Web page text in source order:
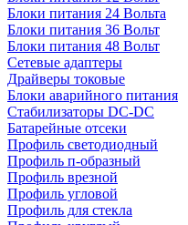
Блоки питания 24 Вольта
Блоки питания 36 Вольт
Блоки питания 48 Вольт
Сетевые адаптеры
Драйверы токовые
Блоки аварийного питания
Стабилизаторы DC-DC
Батарейные отсеки
Профиль светодиодный
Профиль п-образный
Профиль врезной
Профиль угловой
Профиль для стекла